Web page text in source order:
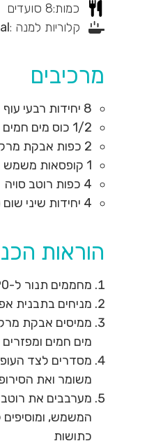
כמות:8 סועדים
קלוריות למנה :
מרכיבים
8 יחידות רבעי עוף
1/2 כוס מים חמים
2 כפות אבקת
1 קופסאות משמש
4 כפות רוטב סויה
4 יחידות שיני שום
הוראות
מחממים תנור ל-190 מעלות
מניחים בתבנית אפייה 8
מים חמים
מסדרים לצד
משומר ואת
מערבבים את רוטב
כתושות